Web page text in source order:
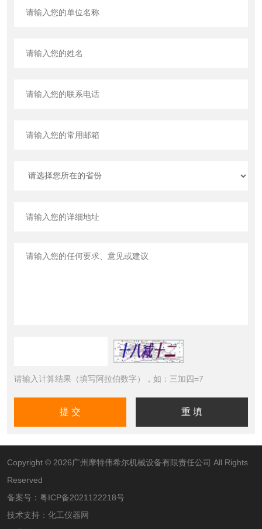
请输入计算结果（填写阿拉伯数字），如：三加四=7
Copyright © 2026广州摩特伟希尔机械设备有限责任公司 All Rights
Reserved
备案号： 粤ICP备2021122218号
技术支持： 化工仪器网